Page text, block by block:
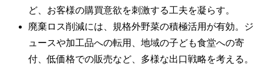
ど、お客様の購買意欲を刺激する工夫を凝らす。
廃棄ロス削減には、規格外野菜の積極活用が有効。ジ
ュースや加工品への転用、地域の子ども食堂への寄
付、低価格での販売など、多様な出口戦略を考える。